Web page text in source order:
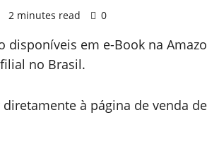
2 minutes read 0
disponíveis em e-Book na
no Brasil.
à página de venda